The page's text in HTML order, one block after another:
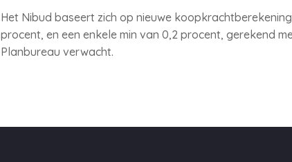
Het Nibud baseert zich op nieuwe
procent, en een enkele min van 0,2 procent, gerekend
Planbureau verwacht.